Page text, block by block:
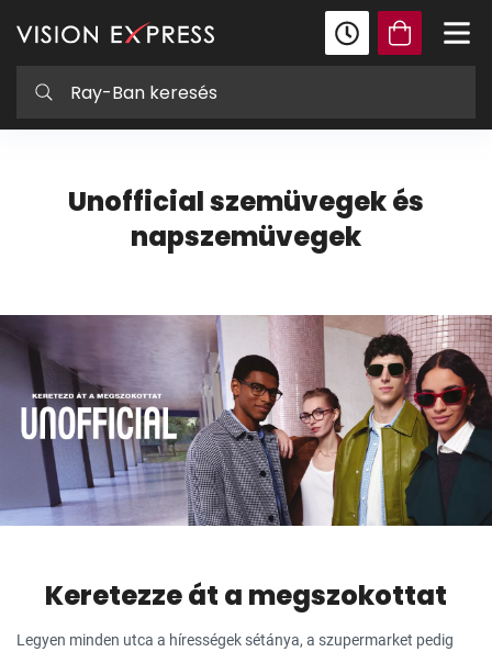
Unofficial szemüvegek és
napszemüvegek
Keretezze át a megszokottat
Legyen minden utca a hírességek sétánya, a szupermarket pedig